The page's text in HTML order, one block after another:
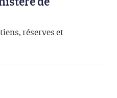
réserves et